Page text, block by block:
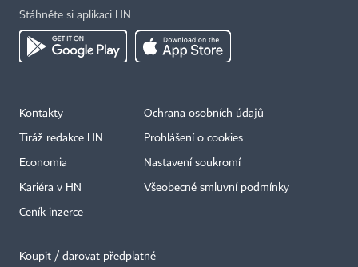
Stáhněte si aplikaci HN
Kontakty
Tiráž redakce HN
Economia
Kariéra v HN
Ceník inzerce
Ochrana osobních údajů
Prohlášení o cookies
Nastavení soukromí
Všeobecné smluvní podmínky
Koupit / darovat předplatné